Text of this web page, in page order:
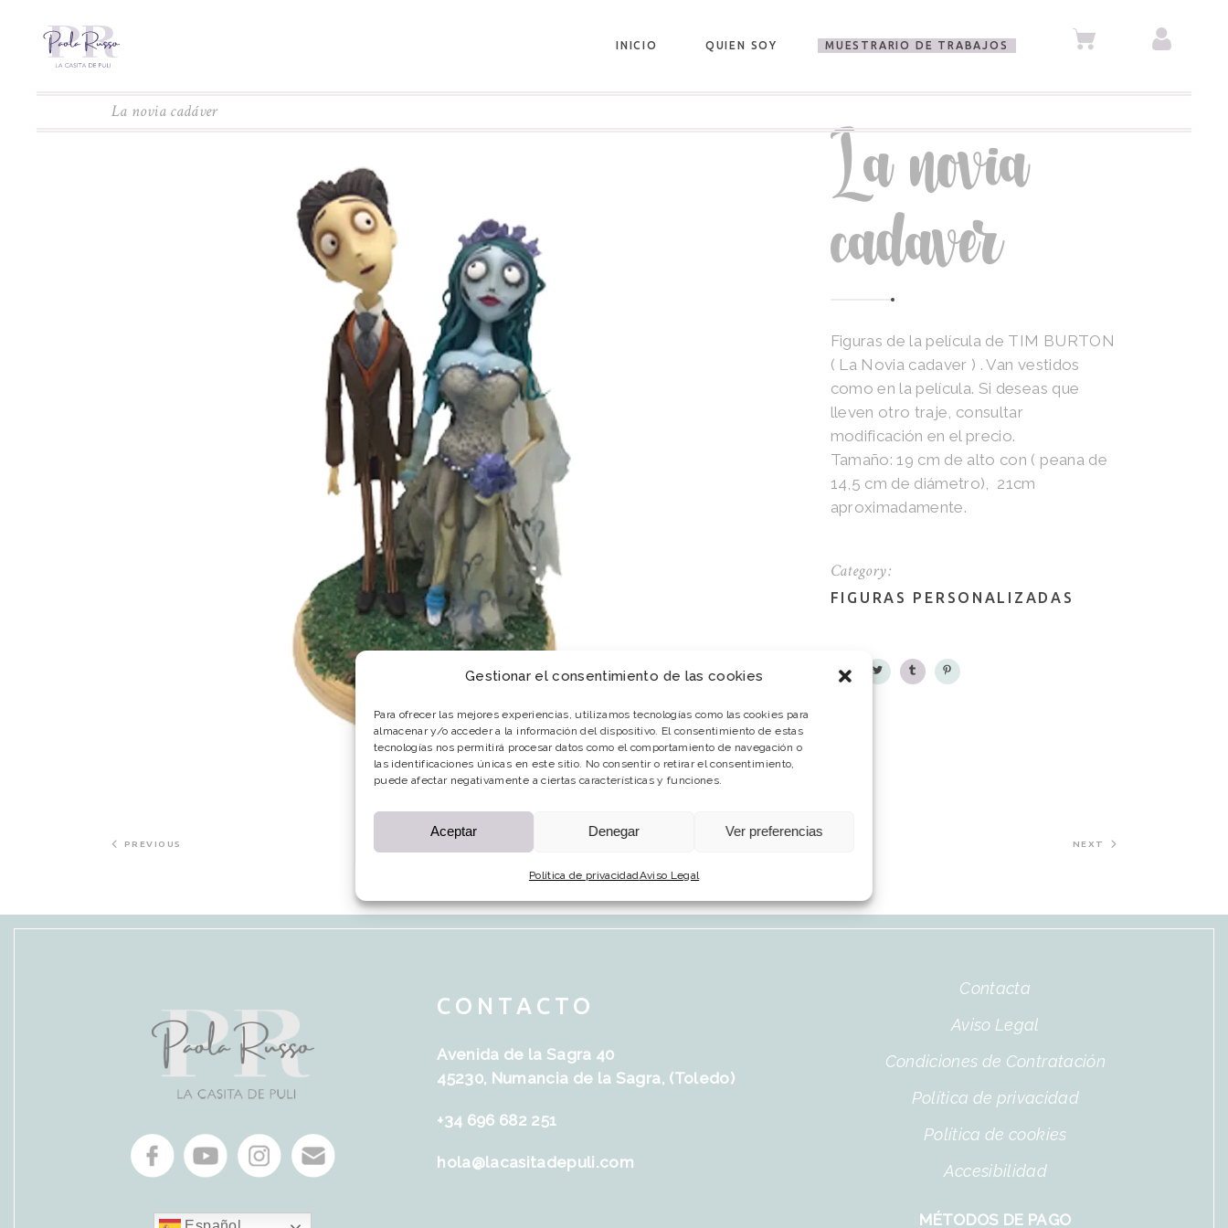
Gestionar el consentimiento de las cookies
Para ofrecer las mejores experiencias, utilizamos tecnologías como las cookies para
almacenar y/o acceder a la información del dispositivo. El consentimiento de estas
tecnologías nos permitirá procesar datos como el comportamiento de navegación o
las identificaciones únicas en este sitio. No consentir o retirar el consentimiento,
puede afectar negativamente a ciertas características y funciones.
Aceptar Denegar Ver preferencias
Política de privacidadAviso Legal
INICIO QUIEN SOY MUESTRARIO DE TRABAJOS
La novia cadáver
La novia
cadáver
Figuras de la película de TIM BURTON
( La Novia cadaver ) . Van vestidos
como en la película. Si deseas que
lleven otro traje, consultar
modificación en el precio.
Tamaño: 19 cm de alto con ( peana de
14,5 cm de diámetro), 21cm
aproximadamente.
Category:
FIGURAS PERSONALIZADAS
PREVIOUS NEXT
CONTACTO
Avenida de la Sagra 40
45230, Numancia de la Sagra, (Toledo)
+34 696 682 251
hola@lacasitadepuli.com
Contacta
Aviso Legal
Condiciones de Contratación
Política de privacidad
Política de cookies
Accesibilidad
MÉTODOS DE PAGO